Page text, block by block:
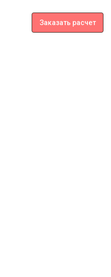
Заказать расчет